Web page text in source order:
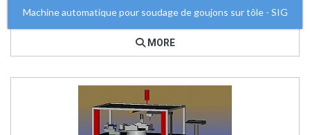
Machine automatique pour soudage de goujons sur tôle - SIG
MORE